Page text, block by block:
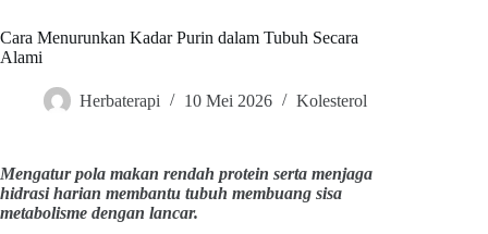
Cara Menurunkan Kadar Purin dalam Tubuh Secara
Alami
Herbaterapi 10 Mei 2026 Kolesterol
Mengatur pola makan rendah protein serta menjaga
hidrasi harian membantu tubuh membuang sisa
metabolisme dengan lancar.